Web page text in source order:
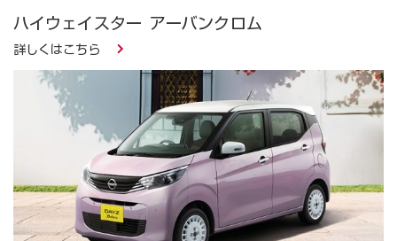
ハイウェイスター アーバンクロム
詳しくはこちら